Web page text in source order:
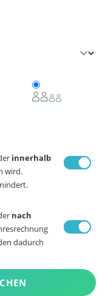
innerhalb
wird.
nach
dadurch